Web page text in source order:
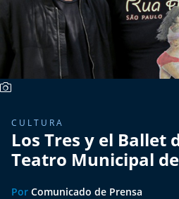
De Plato en Plato
Los Inestables
Tu Mereces Ser Feliz
CULTURA
Los Tres y el Ballet
Teatro Municipal
Por Comunicado de Prensa